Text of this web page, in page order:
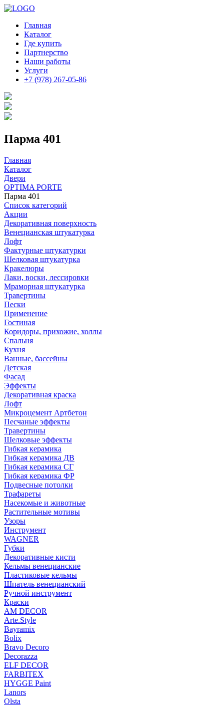
Главная
Каталог
Где купить
Партнерство
Наши работы
Услуги
+7 (978) 267-05-86
Парма 401
Главная
Каталог
Двери
OPTIMA PORTE
Парма 401
Список категорий
Акции
Декоративная поверхность
Венецианская штукатурка
Лофт
Фактурные штукатурки
Шелковая штукатурка
Кракелюры
Лаки, воски, лессировки
Мраморная штукатурка
Травертины
Пески
Применение
Гостиная
Коридоры, прихожие, холлы
Спальня
Кухня
Ванные, бассейны
Детская
Фасад
Эффекты
Декоративная краска
Лофт
Микроцемент Артбетон
Песчаные эффекты
Травертины
Шелковые эффекты
Гибкая керамика
Гибкая керамика ДВ
Гибкая керамика СГ
Гибкая керамика ФР
Подвесные потолки
Трафареты
Насекомые и животные
Растительные мотивы
Узоры
Инструмент
WAGNER
Губки
Декоративные кисти
Кельмы венецианские
Пластиковые кельмы
Шпатель венецианский
Ручной инструмент
Краски
AM DECOR
Arte.Style
Bayramix
Bolix
Bravo Decoro
Decorazza
ELF DECOR
FARBITEX
HYGGE Paint
Lanors
Olsta